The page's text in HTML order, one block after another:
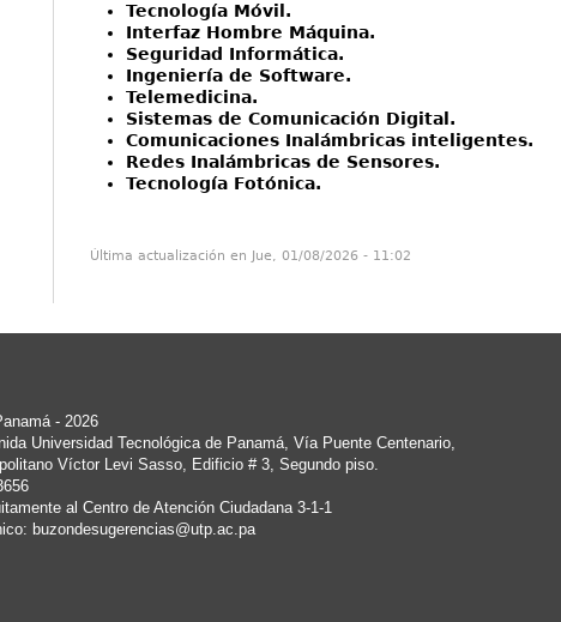
Tecnología Móvil.
Interfaz Hombre Máquina.
Seguridad Informática.
Ingeniería de Software.
Telemedicina.
Sistemas de Comunicación Digital.
Comunicaciones Inalámbricas inteligentes.
Redes Inalámbricas de Sensores.
Tecnología Fotónica.
Última actualización en Jue, 01/08/2026 - 11:02
- 2026
Universidad Tecnológica de Panamá, Vía Puente Centenario,
Víctor Levi Sasso, Edificio # 3, Segundo piso.
al Centro de Atención Ciudadana 3-1-1
buzondesugerencias@utp.ac.pa